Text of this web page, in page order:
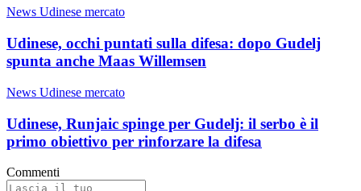
News Udinese mercato
Udinese, occhi puntati sulla difesa: dopo Gudelj
spunta anche Maas Willemsen
News Udinese mercato
Udinese, Runjaic spinge per Gudelj: il serbo è il
primo obiettivo per rinforzare la difesa
Commenti